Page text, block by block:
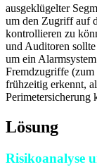
ausgeklügelter
um den Zugriff auf
kontrollieren zu
und Auditoren
um ein
Fremdzugriffe (zum
frühzeitig erkennt,
Lösung
Risikoanalyse